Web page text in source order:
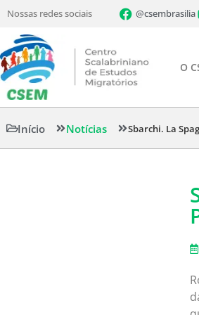
Nossas redes sociais @csembrasilia
O
Início Notícias Sbarchi. La